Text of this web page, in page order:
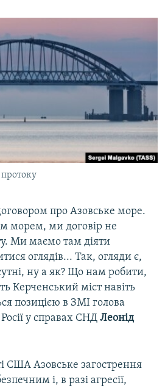
про Азовське море.
морем, ми договір не
Ми маємо там діяти
оглядів... Так, огляди є,
ну а як? Що нам робити,
Керченський міст навіть
позицією в ЗМІ голова
у справах СНД Леонід
США Азовське загострення
і, в разі агресії,